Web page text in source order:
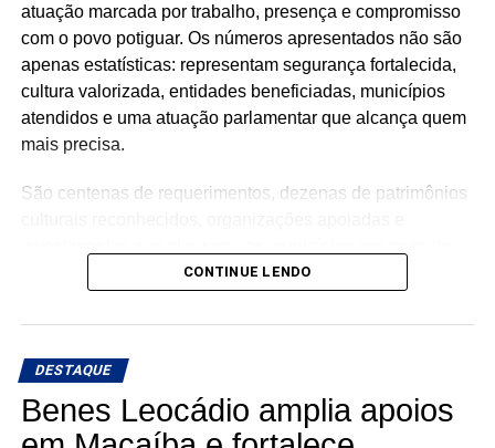
atuação marcada por trabalho, presença e compromisso
com o povo potiguar. Os números apresentados não são
apenas estatísticas: representam segurança fortalecida,
cultura valorizada, entidades beneficiadas, municípios
atendidos e uma atuação parlamentar que alcança quem
mais precisa.
São centenas de requerimentos, dezenas de patrimônios
emendas parlamentares. Um trabalho que demonstra que
ações concretas e resultados que reforçam seu
compromisso com o desenvolvimento do Rio Grande do
Norte. Um mandato presente, atuante e comprometido em
CONTINUE LENDO
DESTAQUE
Benes Leocádio amplia apoios